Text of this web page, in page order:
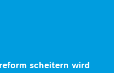
scheitern wird